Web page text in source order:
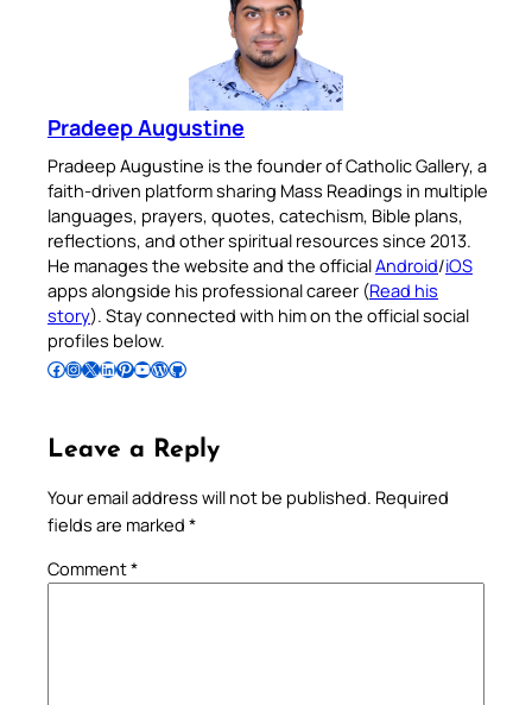
Pradeep Augustine
Pradeep Augustine is the founder of Catholic Gallery, a
faith-driven platform sharing Mass Readings in multiple
languages, prayers, quotes, catechism, Bible plans,
reflections, and other spiritual resources since 2013.
He manages the website and the officialAndroid/iOS
apps alongside his professional career (Read his
story). Stay connected with him on the official social
profiles below.
Follow Pradeep on Facebook Follow Pradeep on InstagramFollow Pradeep on X Follow Pradeep on LinkedIn Follow Pradeep on Pinterest Subscribe to Pradeep’s Youtube Channel Follow Pradeep on WordPress Follow Pradeep on GitHub
Leave a Reply
Your email address will not be published. Required
fields are marked *
Comment*